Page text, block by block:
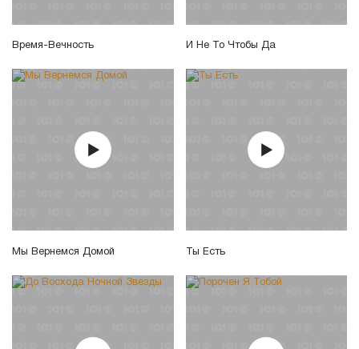
Время-Вечность И Не То Чтобы Да
Мы Вернемся Домой Ты Есть